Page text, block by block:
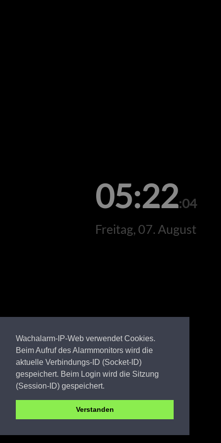
Wachalarm-IP-Web verwendet Cookies.
Beim Aufruf des Alarmmonitors wird die
aktuelle Verbindungs-ID (Socket-ID)
gespeichert. Beim Login wird die Sitzung
(Session-ID) gespeichert.
Verstanden
05:22:04
Freitag, 07. August
EE FW Theisa